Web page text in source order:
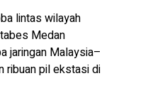
lintas wilayah
Medan
jaringan Malaysia–
ribuan pil ekstasi di